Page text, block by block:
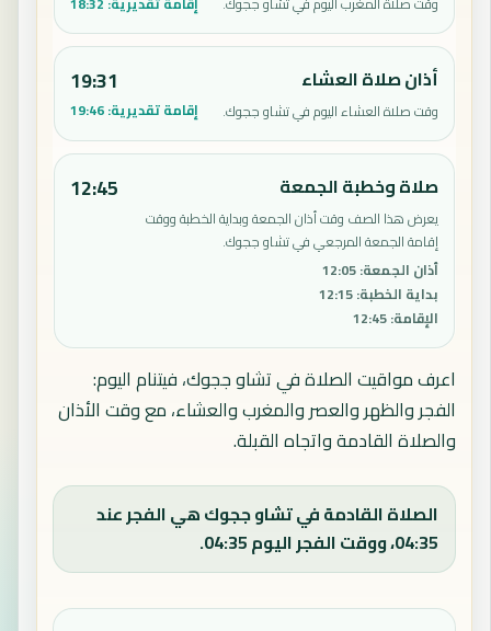
أذان صلاة العشاء
وقت صلاة العشاء اليوم في تشاو ججوك.
19:31
إقامة تقديرية:19:46
صلاة وخطبة الجمعة
يعرض هذا الصف وقت أذان الجمعة وبداية الخطبة ووقت
إقامة الجمعة المرجعي في تشاو ججوك.
أذان الجمعة:
12:05
بداية الخطبة:
12:15
الإقامة:
12:45
12:45
اعرف مواقيت الصلاة في تشاو ججوك، فيتنام اليوم:
الفجر والظهر والعصر والمغرب والعشاء، مع وقت الأذان
والصلاة القادمة واتجاه القبلة.
الصلاة القادمة في تشاو ججوك هي الفجر عند
04:35، ووقت الفجر اليوم 04:35.